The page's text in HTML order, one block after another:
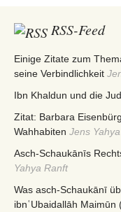
RSS-Feed
Einige Zitate zum
seine Verbindlichkeit
Ibn Khaldun und die
Zitat: Barbara
Wahhabiten Jens
Asch-Schaukānīs
Yahya Ranft
Was asch-Schaukānī
ibnʿUbaidallāh